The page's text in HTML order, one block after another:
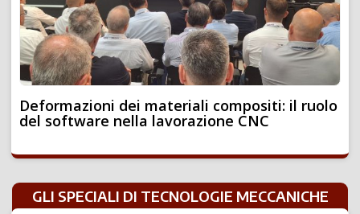
Deformazioni dei materiali compositi: il ruolo
del software nella lavorazione CNC
GLI SPECIALI DI TECNOLOGIE MECCANICHE